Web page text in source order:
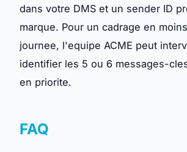
dans votre DMS et un sender ID
marque. Pour un cadrage en
journee, l'equipe ACME peut
identifier les 5 ou 6 messages-
en priorite.
FAQ